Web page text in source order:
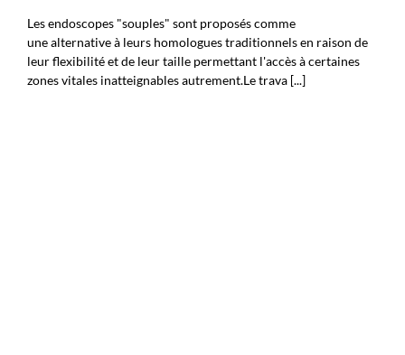
Les endoscopes "souples" sont proposés comme
une alternative à leurs homologues traditionnels en raison de
leur flexibilité et de leur taille permettant l'accès à certaines
zones vitales inatteignables autrement.Le trava [...]